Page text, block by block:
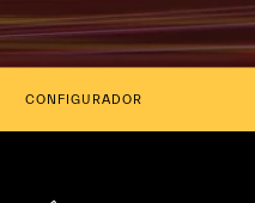
CONFIGURADOR